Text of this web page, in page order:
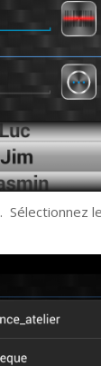
Sélectionnez